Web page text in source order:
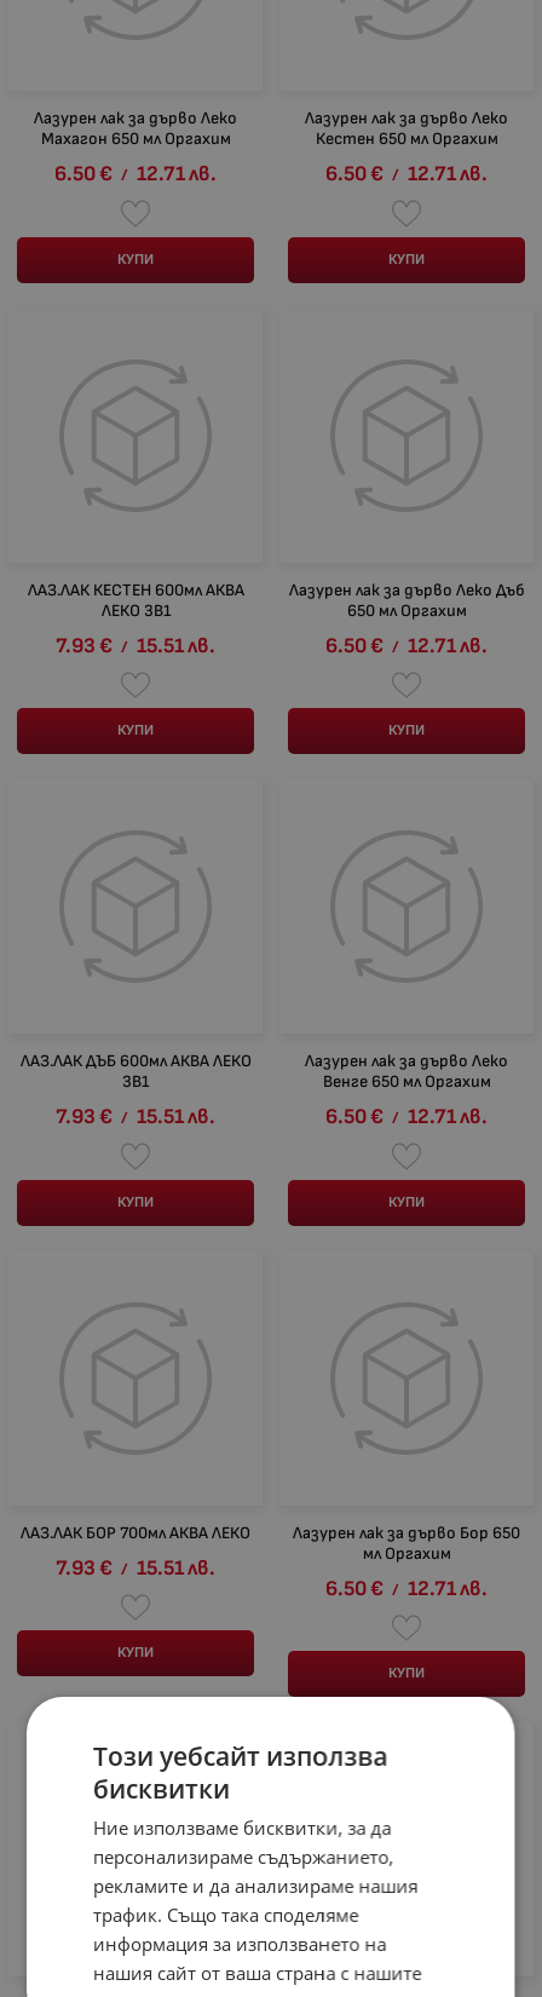
Лазурен лак за дърво Леко
Махагон 650 мл Оргахим
6.50€ / 12.71лв.
КУПИ
Лазурен лак за дърво Леко
Кестен 650 мл Оргахим
6.50€ / 12.71лв.
КУПИ
ЛАЗ.ЛАК КЕСТЕН 600мл АКВА
ЛЕКО 3В1
7.93€ / 15.51лв.
КУПИ
Лазурен лак за дърво Леко Дъб
650 мл Оргахим
6.50€ / 12.71лв.
КУПИ
ЛАЗ.ЛАК ДЪБ 600мл АКВА ЛЕКО
3В1
7.93€ / 15.51лв.
КУПИ
Лазурен лак за дърво Леко
Венге 650 мл Оргахим
6.50€ / 12.71лв.
КУПИ
ЛАЗ.ЛАК БОР 700мл АКВА ЛЕКО
7.93€ / 15.51лв.
КУПИ
Лазурен лак за дърво Бор 650
мл Оргахим
6.50€ / 12.71лв.
КУПИ
Този уебсайт използва
бисквитки
Ние използваме бисквитки, за да
персонализираме съдържанието,
рекламите и да анализираме нашия
трафик. Също така споделяме
информация за използването на
нашия сайт от ваша страна с нашите